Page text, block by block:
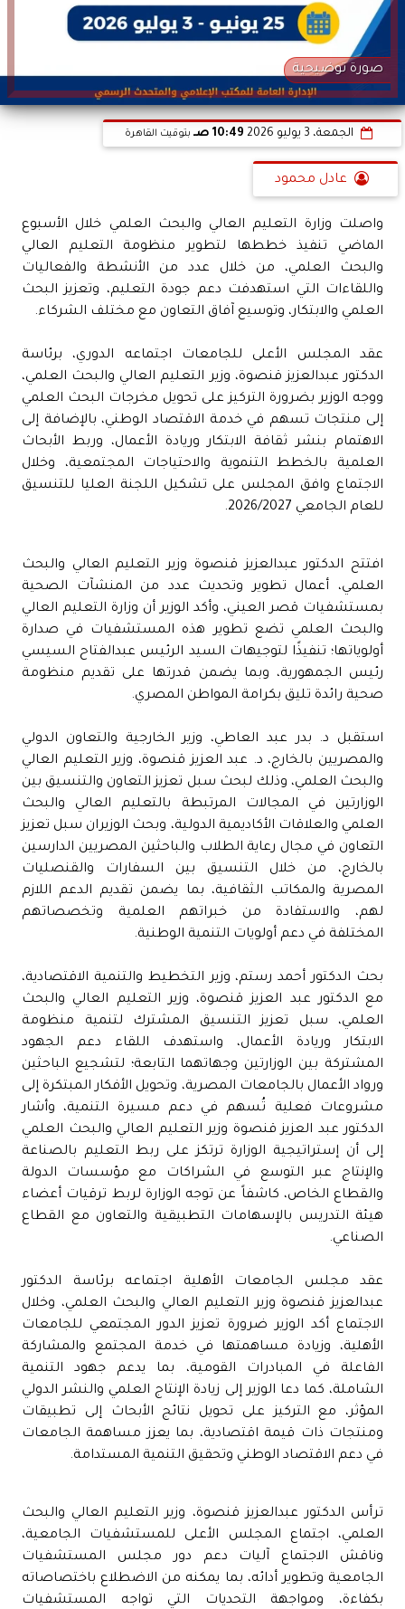
صورة توضيحية
الجمعة، 3 يوليو 2026 10:49 صـ بتوقيت القاهرة
عادل محمود
واصلت وزارة التعليم العالي والبحث العلمي خلال الأسبوع
الماضي تنفيذ خططها لتطوير منظومة التعليم العالي
والبحث العلمي، من خلال عدد من الأنشطة والفعاليات
واللقاءات التي استهدفت دعم جودة التعليم، وتعزيز البحث
العلمي والابتكار، وتوسيع آفاق التعاون مع مختلف الشركاء.
عقد المجلس الأعلى للجامعات اجتماعه الدوري، برئاسة
الدكتور عبدالعزيز قنصوة، وزير التعليم العالي والبحث العلمي،
ووجه الوزير بضرورة التركيز على تحويل مخرجات البحث العلمي
إلى منتجات تسهم في خدمة الاقتصاد الوطني، بالإضافة إلى
الاهتمام بنشر ثقافة الابتكار وريادة الأعمال، وربط الأبحاث
العلمية بالخطط التنموية والاحتياجات المجتمعية، وخلال
الاجتماع وافق المجلس على تشكيل اللجنة العليا للتنسيق
للعام الجامعي 2026/2027.
افتتح الدكتور عبدالعزيز قنصوة وزير التعليم العالي والبحث
العلمي، أعمال تطوير وتحديث عدد من المنشآت الصحية
بمستشفيات قصر العيني، وأكد الوزير أن وزارة التعليم العالي
والبحث العلمي تضع تطوير هذه المستشفيات في صدارة
أولوياتها؛ تنفيذًا لتوجيهات السيد الرئيس عبدالفتاح السيسي
رئيس الجمهورية، وبما يضمن قدرتها على تقديم منظومة
صحية رائدة تليق بكرامة المواطن المصري.
استقبل د. بدر عبد العاطي، وزير الخارجية والتعاون الدولي
والمصريين بالخارج، د. عبد العزيز قنصوة، وزير التعليم العالي
والبحث العلمي، وذلك لبحث سبل تعزيز التعاون والتنسيق بين
الوزارتين في المجالات المرتبطة بالتعليم العالي والبحث
العلمي والعلاقات الأكاديمية الدولية، وبحث الوزيران سبل تعزيز
التعاون في مجال رعاية الطلاب والباحثين المصريين الدارسين
بالخارج، من خلال التنسيق بين السفارات والقنصليات
المصرية والمكاتب الثقافية، بما يضمن تقديم الدعم اللازم
لهم، والاستفادة من خبراتهم العلمية وتخصصاتهم
المختلفة في دعم أولويات التنمية الوطنية.
بحث الدكتور أحمد رستم، وزير التخطيط والتنمية الاقتصادية،
مع الدكتور عبد العزيز قنصوة، وزير التعليم العالي والبحث
العلمي، سبل تعزيز التنسيق المشترك لتنمية منظومة
الابتكار وريادة الأعمال، واستهدف اللقاء دعم الجهود
المشتركة بين الوزارتين وجهاتهما التابعة؛ لتشجيع الباحثين
ورواد الأعمال بالجامعات المصرية، وتحويل الأفكار المبتكرة إلى
مشروعات فعلية تُسهم في دعم مسيرة التنمية، وأشار
الدكتور عبد العزيز قنصوة وزير التعليم العالي والبحث العلمي
إلى أن إستراتيجية الوزارة ترتكز على ربط التعليم بالصناعة
والإنتاج عبر التوسع في الشراكات مع مؤسسات الدولة
والقطاع الخاص، كاشفاً عن توجه الوزارة لربط ترقيات أعضاء
هيئة التدريس بالإسهامات التطبيقية والتعاون مع القطاع
الصناعي.
عقد مجلس الجامعات الأهلية اجتماعه برئاسة الدكتور
عبدالعزيز قنصوة وزير التعليم العالي والبحث العلمي، وخلال
الاجتماع أكد الوزير ضرورة تعزيز الدور المجتمعي للجامعات
الأهلية، وزيادة مساهمتها في خدمة المجتمع والمشاركة
الفاعلة في المبادرات القومية، بما يدعم جهود التنمية
الشاملة، كما دعا الوزير إلى زيادة الإنتاج العلمي والنشر الدولي
المؤثر، مع التركيز على تحويل نتائج الأبحاث إلى تطبيقات
ومنتجات ذات قيمة اقتصادية، بما يعزز مساهمة الجامعات
في دعم الاقتصاد الوطني وتحقيق التنمية المستدامة.
ترأس الدكتور عبدالعزيز قنصوة، وزير التعليم العالي والبحث
العلمي، اجتماع المجلس الأعلى للمستشفيات الجامعية،
وناقش الاجتماع آليات دعم دور مجلس المستشفيات
الجامعية وتطوير أدائه، بما يمكنه من الاضطلاع باختصاصاته
بكفاءة، ومواجهة التحديات التي تواجه المستشفيات